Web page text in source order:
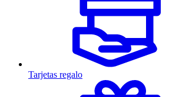
Tarjetas regalo